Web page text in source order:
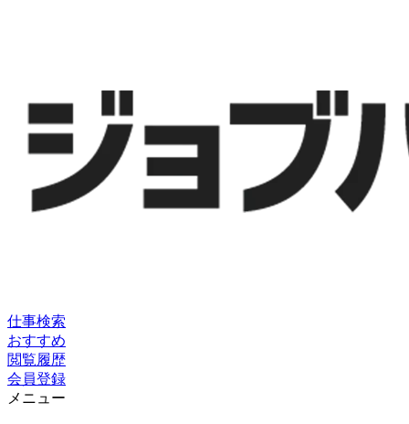
仕事検索
おすすめ
閲覧履歴
会員登録
メニュー